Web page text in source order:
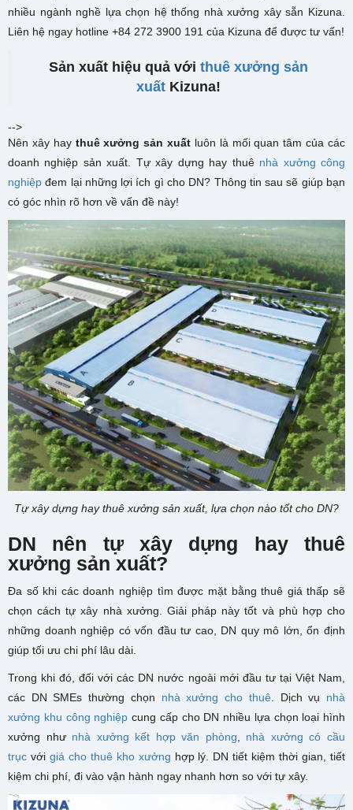
nhiều ngành nghề lựa chọn hệ thống nhà xưởng xây sẵn Kizuna.
Liên hệ ngay hotline +84 272 3900 191 của Kizuna để được tư vấn!
Sản xuất hiệu quả với thuê xưởng sản
xuất Kizuna!
-->
Nên xây hay thuê xưởng sản xuất luôn là mối quan tâm của các
doanh nghiệp sản xuất. Tự xây dựng hay thuê nhà xưởng công
nghiệp đem lại những lợi ích gì cho DN? Thông tin sau sẽ giúp bạn
có góc nhìn rõ hơn về vấn đề này!
Tự xây dựng hay thuê xưởng sản xuất, lựa chọn nào tốt cho DN?
DN nên tự xây dựng hay thuê
xưởng sản xuất?
Đa số khi các doanh nghiệp tìm được mặt bằng thuê giá thấp sẽ
chọn cách tự xây nhà xưởng. Giải pháp này tốt và phù hợp cho
những doanh nghiệp có vốn đầu tư cao, DN quy mô lớn, ổn định
giúp tối ưu chi phí lâu dài.
Trong khi đó, đối với các DN nước ngoài mới đầu tư tại Việt Nam,
các DN SMEs thường chọn nhà xưởng cho thuê. Dịch vụ nhà
xưởng khu công nghiệp cung cấp cho DN nhiều lựa chọn loại hình
xưởng như nhà xưởng kết hợp văn phòng
nhà xưởng có cầu
trục với giá cho thuê kho xưởng hợp lý. DN tiết kiệm thời gian, tiết
kiệm chi phí, đi vào vận hành ngay nhanh hơn so với tự xây.